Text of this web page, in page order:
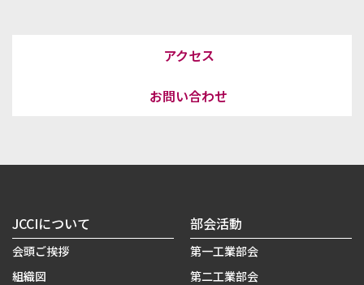
アクセス
お問い合わせ
JCCIについて
会頭ご挨拶
組織図
部会活動
第一工業部会
第二工業部会